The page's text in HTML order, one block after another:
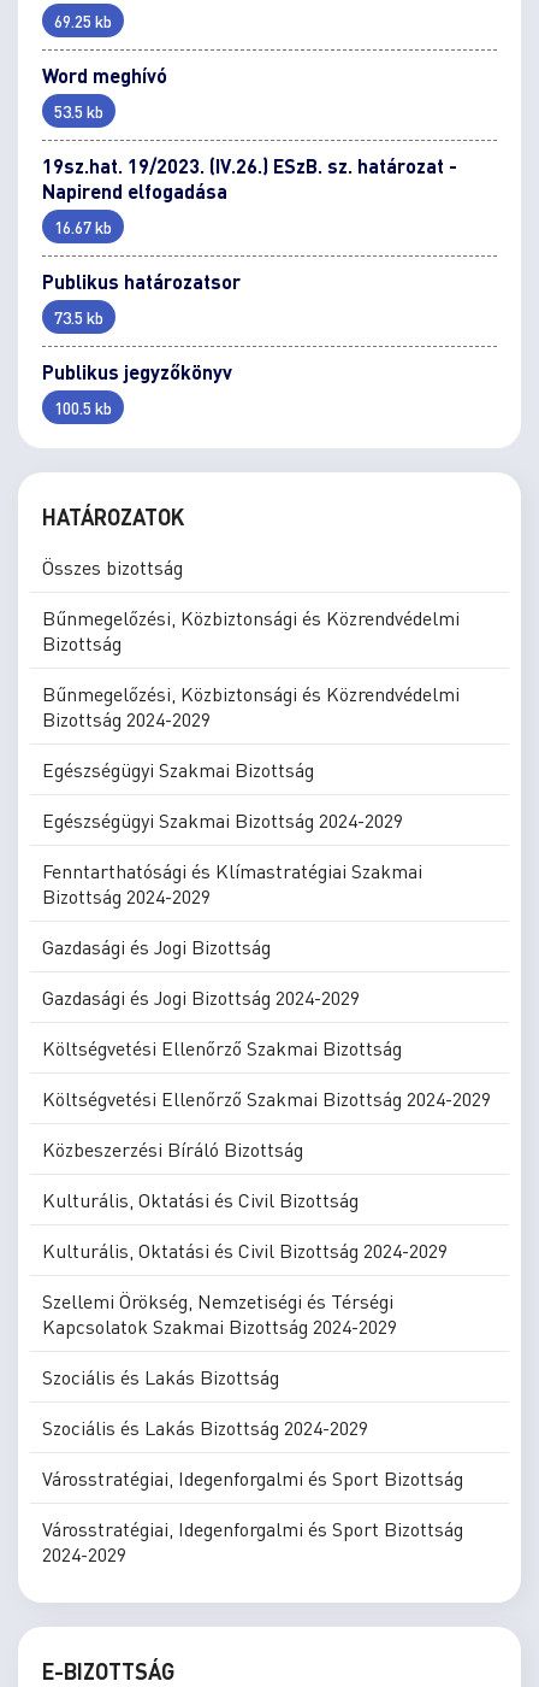
69.25 kb
Word meghívó
53.5 kb
19sz.hat. 19/2023. (IV.26.) ESzB. sz. határozat -
Napirend elfogadása
16.67 kb
Publikus határozatsor
73.5 kb
Publikus jegyzőkönyv
100.5 kb
HATÁROZATOK
Összes bizottság
Bűnmegelőzési, Közbiztonsági és Közrendvédelmi
Bizottság
Bűnmegelőzési, Közbiztonsági és Közrendvédelmi
Bizottság 2024-2029
Egészségügyi Szakmai Bizottság
Egészségügyi Szakmai Bizottság 2024-2029
Fenntarthatósági és Klímastratégiai Szakmai
Bizottság 2024-2029
Gazdasági és Jogi Bizottság
Gazdasági és Jogi Bizottság 2024-2029
Költségvetési Ellenőrző Szakmai Bizottság
Költségvetési Ellenőrző Szakmai Bizottság 2024-2029
Közbeszerzési Bíráló Bizottság
Kulturális, Oktatási és Civil Bizottság
Kulturális, Oktatási és Civil Bizottság 2024-2029
Szellemi Örökség, Nemzetiségi és Térségi
Kapcsolatok Szakmai Bizottság 2024-2029
Szociális és Lakás Bizottság
Szociális és Lakás Bizottság 2024-2029
Városstratégiai, Idegenforgalmi és Sport Bizottság
Városstratégiai, Idegenforgalmi és Sport Bizottság
2024-2029
E-BIZOTTSÁG